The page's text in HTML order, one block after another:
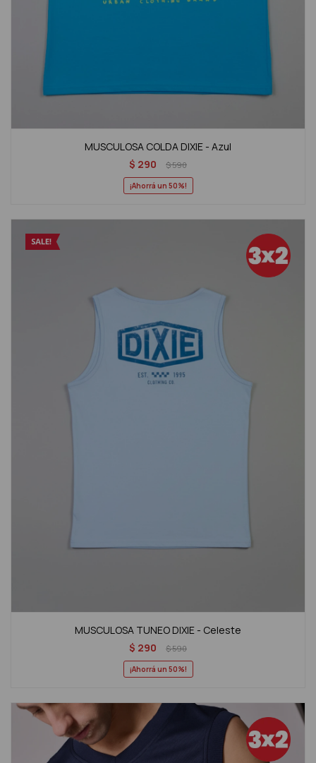
MUSCULOSA COLDA DIXIE - Azul
$ 290 $590
50
MUSCULOSA TUNEO DIXIE - Celeste
$ 290 $590
50